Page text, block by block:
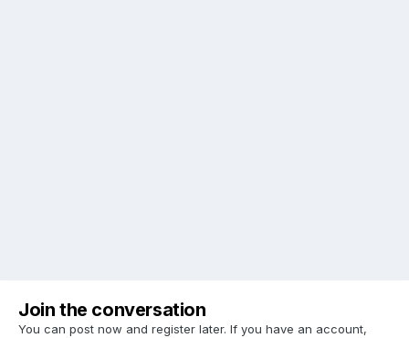
Join the conversation
You can post now and register later. If you have an account,